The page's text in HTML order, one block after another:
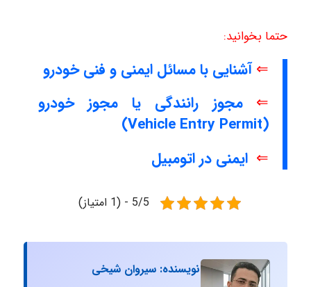
حتما بخوانید:
⇐آشنایی با مسائل ایمنی و فنی خودرو
⇐مجوز رانندگی یا مجوز خودرو
(Vehicle Entry Permit)
⇐ ایمنی در اتومبیل
5/5 - (1 امتیاز)
نویسنده: سیروان شیخی